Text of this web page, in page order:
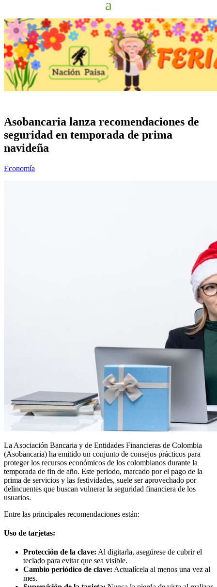
Asobancaria lanza recomendaciones de
seguridad en temporada de prima
navideña
Economía
La Asociación Bancaria y de Entidades Financieras de Colombia
(Asobancaria) ha emitido un conjunto de consejos prácticos para
proteger los recursos económicos de los colombianos durante la
temporada de fin de año. Este periodo, marcado por el pago de la
prima de servicios y las festividades, suele ser aprovechado por
delincuentes que buscan vulnerar la seguridad financiera de los
usuarios.
Entre las principales recomendaciones están:
Uso de tarjetas:
Protección de la clave: Al digitarla, asegúrese de cubrir el
teclado para evitar que sea visible.
Cambio periódico de clave: Actualícela al menos una vez al
mes.